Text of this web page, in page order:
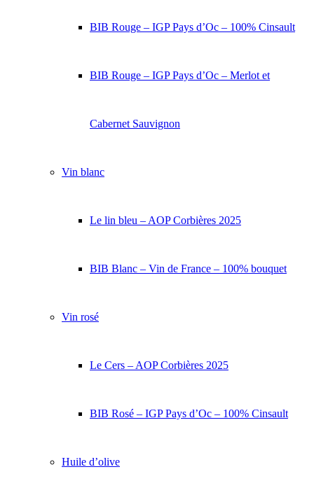
BIB Rouge – IGP Pays d’Oc – 100% Cinsault
BIB Rouge – IGP Pays d’Oc – Merlot et
Cabernet Sauvignon
Vin blanc
Le lin bleu – AOP Corbières 2025
BIB Blanc – Vin de France – 100% bouquet
Vin rosé
Le Cers – AOP Corbières 2025
BIB Rosé – IGP Pays d’Oc – 100% Cinsault
Huile d’olive